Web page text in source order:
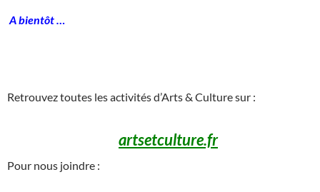
A bientôt …
Retrouvez toutes les activités d’Arts & Culture sur :
artsetculture.fr
Pour nous joindre :